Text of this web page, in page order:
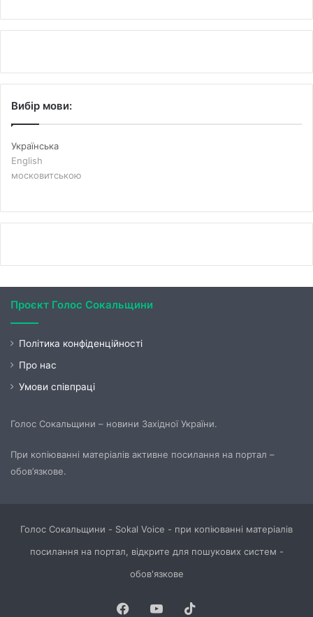
Вибір мови:
Українська
English
московитською
Проєкт Голос Сокальщини
Політика конфіденційності
Про нас
Умови співпраці
Голос Сокальщини – новини Західної України.
При копіюванні матеріалів активне посилання на портал –
обов’язкове.
Голос Сокальщини - Sokal Voice - при копіюванні матеріалів
посилання на портал, відкрите для пошукових систем -
обов'язкове
Facebook
YouTube